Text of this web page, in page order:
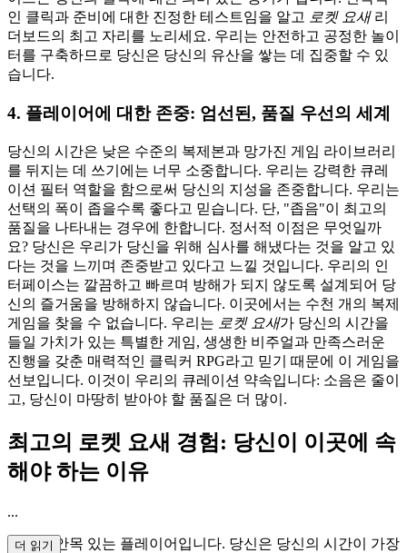
인 클릭과 준비에 대한 진정한 테스트임을 알고 로켓 요새리
더보드의 최고 자리를 노리세요. 우리는 안전하고 공정한 놀이
터를 구축하므로 당신은 당신의 유산을 쌓는 데 집중할 수 있
습니다.
4. 플레이어에 대한 존중: 엄선된, 품질 우선의 세계
당신의 시간은 낮은 수준의 복제본과 망가진 게임 라이브러리
를 뒤지는 데 쓰기에는 너무 소중합니다. 우리는 강력한 큐레
이션 필터 역할을 함으로써 당신의 지성을 존중합니다. 우리는
선택의 폭이 좁을수록 좋다고 믿습니다. 단, "좁음"이 최고의
품질을 나타내는 경우에 한합니다. 정서적 이점은 무엇일까
요? 당신은 우리가 당신을 위해 심사를 해냈다는 것을 알고 있
다는 것을 느끼며 존중받고 있다고 느낄 것입니다. 우리의 인
터페이스는 깔끔하고 빠르며 방해가 되지 않도록 설계되어 당
신의 즐거움을 방해하지 않습니다. 이곳에서는 수천 개의 복제
게임을 찾을 수 없습니다. 우리는 로켓 요새가 당신의 시간을
들일 가치가 있는 특별한 게임, 생생한 비주얼과 만족스러운
진행을 갖춘 매력적인 클릭커 RPG라고 믿기 때문에 이 게임을
선보입니다. 이것이 우리의 큐레이션 약속입니다: 소음은 줄이
고, 당신이 마땅히 받아야 할 품질은 더 많이.
최고의 로켓 요새 경험: 당신이 이곳에 속
해야 하는 이유
...
당신은 안목 있는 플레이어입니다. 당신은 당신의 시간이 가장
더 읽기